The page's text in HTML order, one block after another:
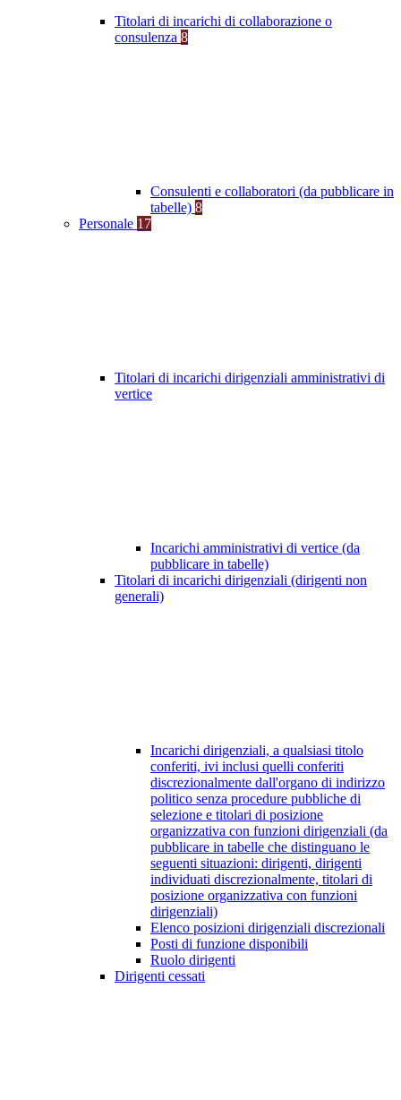
Titolari di incarichi di collaborazione o
consulenza 8
Consulenti e collaboratori (da pubblicare in
tabelle) 8
Personale 17
Titolari di incarichi dirigenziali amministrativi di
vertice
Incarichi amministrativi di vertice (da
pubblicare in tabelle)
Titolari di incarichi dirigenziali (dirigenti non
generali)
Incarichi dirigenziali, a qualsiasi titolo
conferiti, ivi inclusi quelli conferiti
discrezionalmente dall'organo di indirizzo
politico senza procedure pubbliche di
selezione e titolari di posizione
organizzativa con funzioni dirigenziali (da
pubblicare in tabelle che distinguano le
seguenti situazioni: dirigenti, dirigenti
individuati discrezionalmente, titolari di
posizione organizzativa con funzioni
dirigenziali)
Elenco posizioni dirigenziali discrezionali
Posti di funzione disponibili
Ruolo dirigenti
Dirigenti cessati